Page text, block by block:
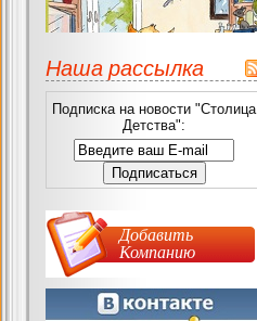
Наша рассылка
Подписка на новости "Столица
Детства":
Добавить
Компанию